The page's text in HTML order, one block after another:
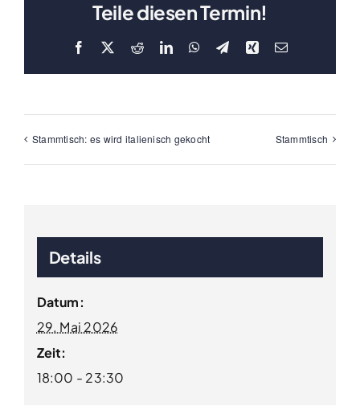
Teile diesen Termin!
Facebook RedditLinkedInWhatsApp
Telegram
Xing E-
Stammtisch: es wird italienisch gekocht Stammtisch
Details
Datum:
29. Mai 2026
Zeit:
18:00 - 23:30